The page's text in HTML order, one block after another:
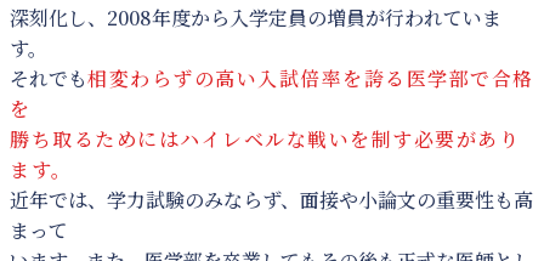
深刻化し、2008年度から入学定員の増員が行われていま
す。
それでも相変わらずの高い入試倍率を誇る医学部で合格
を
勝ち取るためにはハイレベルな戦いを制す必要があり
ます。
近年では、学力試験のみならず、面接や小論文の重要性も高
まって